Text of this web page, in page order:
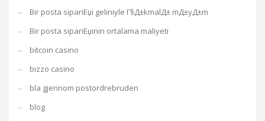
Bir posta sipariЕџi geliniyle Г§Д±kmalД± mД±yД±m
Bir posta sipariЕџinin ortalama maliyeti
bitcoin casino
bizzo casino
bla gjennom postordrebruden
blog